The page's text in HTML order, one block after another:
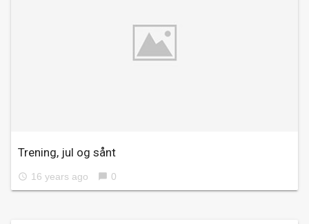
Trening, jul og sånt
access_time 16 years ago chat_bubble 0